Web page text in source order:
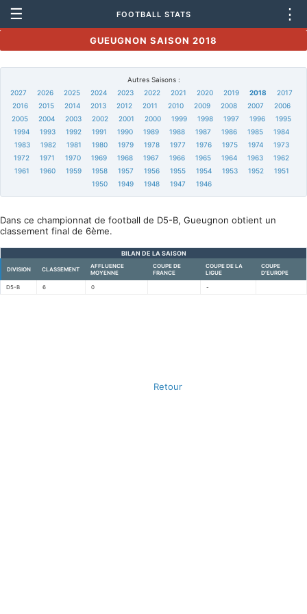
☰ FOOTBALL STATS ⋮
GUEUGNON SAISON 2018
Autres Saisons :
2027
2026 2025 2024 2023 2022 2021 2020 2019 2018
2017
2016
2015 2014 2013 2012 2011 2010 2009 2008 2007
2006
2005
2004 2003 2002 2001 2000 1999 1998 1997 1996
1995
1994
1993 1992 1991 1990 1989 1988 1987 1986 1985
1984
1983
1982 1981 1980 1979 1978 1977 1976 1975 1974
1973
1972
1971 1970 1969 1968 1967 1966 1965 1964 1963
1962
1961
1960 1959 1958 1957 1956 1955 1954 1953 1952
1951
1950
1949 1948 1947 1946
Dans ce championnat de football de D5-B, Gueugnon obtient un
classement final de 6ème.
BILAN DE LA SAISON
DIVISION CLASSEMENT
AFFLUENCE
MOYENNE
COUPE DE
FRANCE
COUPE DE LA
LIGUE
COUPE
D'EUROPE
D5-B 6 0 -
Retour